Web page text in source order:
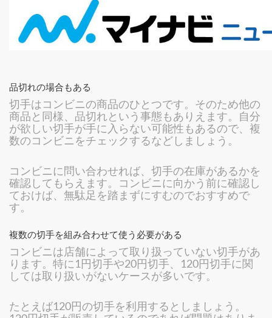
品切れの場合もある
切手はコンビニの商品のひとつです。そのため他の
商品と同様、品切れという事態もありえます。自分
が欲しい切手が手に入らない可能性もあるので、複
数のコンビニをチェックするなどしましょう。
コンビニに問い合わせれば、切手の在庫があるかを
確認してもらえます。コンビニに向かう前に確認し
ておけば、無駄足を踏まずにすむのでおすすめで
す。
複数の切手を組み合わせて使う必要がある
コンビニは店舗によって取り扱っていない切手があ
ります。特に1円切手や20円切手、120円切手に関
しては取り扱いがないケースが多いです。
たとえば120円の切手を利用するとしましょう。